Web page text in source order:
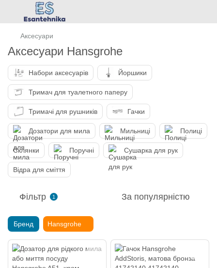
Аксесуари
Аксесуари Hansgrohe
Набори аксесуарів Йоршики
Тримач для туалетного паперу
Тримачі для рушників Гачки
Дозатори для мила Мильниці Полиці
Склянки Поручні Сушарка для рук
Відра для сміття
Фільтр 1 За популярністю
Бренд Hansgrohe